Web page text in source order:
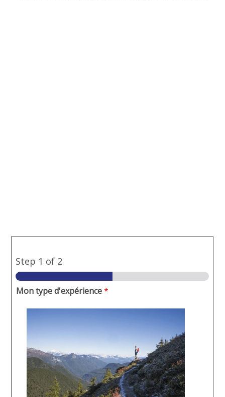
Step 1 of 2
Mon type d'expérience*